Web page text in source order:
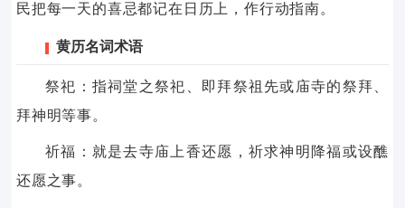
民把每一天的喜忌都记在日历上，作行动指南。
黄历名词术语
祭祀：指祠堂之祭祀、即拜祭祖先或庙寺的祭拜、
拜神明等事。
祈福：就是去寺庙上香还愿，祈求神明降福或设醮
还愿之事。